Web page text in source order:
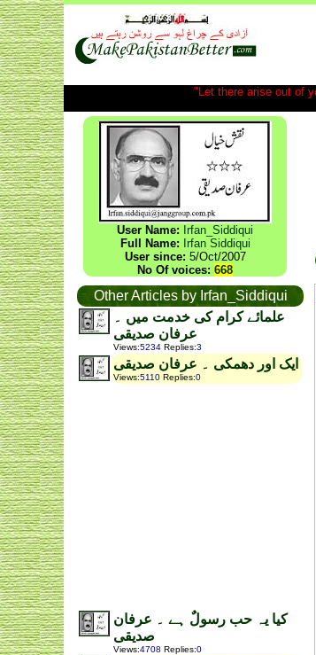
"Let there arise out of
User Name: Irfan_Siddiqui
Full Name: Irfan Siddiqui
User since: 5/Oct/2007
No Of voices: 668
Other Articles by Irfan_Siddiqui
علمائے کرام کی خدمت میں ۔
عرفان صدیقی
Views:5234 Replies:3
ایک اور دھمکی ۔ عرفان صدیقی
Views:5110 Replies:0
کیا یہ حب رسولٌ ہے ۔ عرفان
صدیقی
Views:4708 Replies:0